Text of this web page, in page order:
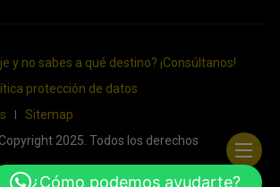
y no sabes a qué destino? ¡Consúltanos!
protección de datos
Sitemap
2025. Todos los derechos
¿Cómo podemos ayudarte?